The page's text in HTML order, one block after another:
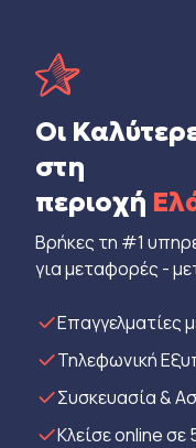
Οι
στη
περιοχή
Βρήκες τη #1
για μεταφορές -
Eπαγγελματίες
Τηλεφωνική
Συσκευασία &
Κλείσε online σε